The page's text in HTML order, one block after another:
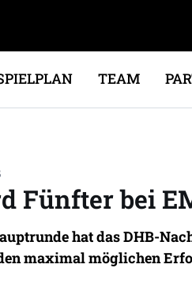
TEAM
Fünfter bei
hat das DHB-
maximal möglichen